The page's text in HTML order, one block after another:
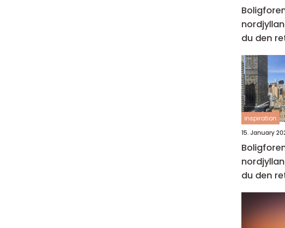
nordjylland sådan
du den
inspiration
15. January
nordjylland sådan
du den